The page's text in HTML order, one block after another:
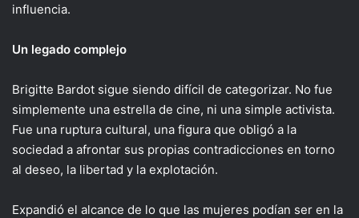
influencia.
Un legado complejo
Brigitte Bardot sigue siendo difícil de categorizar. No fue
simplemente una estrella de cine, ni una simple activista.
Fue una ruptura cultural, una figura que obligó a la
sociedad a afrontar sus propias contradicciones en torno
al deseo, la libertad y la explotación.
Expandió el alcance de lo que las mujeres podían ser en la